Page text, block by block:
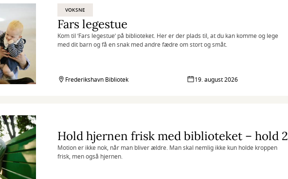
VOKSNE
Fars legestue
Kom til ’Fars legestue’ på biblioteket. Her er der plads til, at du kan komme og lege
med dit barn og få en snak med andre fædre om stort og småt.
Frederikshavn Bibliotek 19. august 2026
Hold hjernen frisk med biblioteket – hold 2
Motion er ikke nok, når man bliver ældre. Man skal nemlig ikke kun holde kroppen
frisk, men også hjernen.